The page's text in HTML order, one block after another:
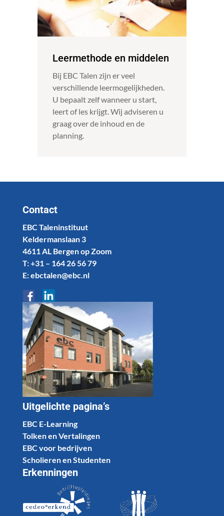
Leermethode en middelen
Bij EBC Talen zijn er veel
verschillende leermogelijkheden.
U bepaalt zelf wanneer u start,
leert of les krijgt. Wij adviseren u
graag over de inhoud en de
planning.
Contact
EBC Taleninstituut
Keldermanslaan 3
4611 AL Bergen op Zoom
T: +31 – 164 26 56 79
E: ebctalen@ebc.nl
Uitgelichte pagina’s
EBC E-Learning
Tolken en Vertalingen
EBC voor bedrijven
Scholieren en Studenten
Erkenningen